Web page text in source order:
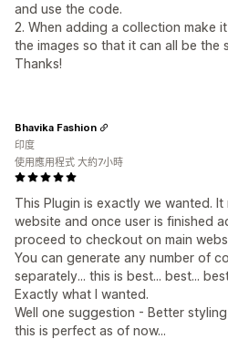
and use the code.
2. When adding a collection make
the images so that it can all be the
Thanks!
This Plugin is exactly we wanted.
website and once user is finished
proceed to checkout on main
You can generate any number of
separately... this is best... best...
Exactly what I wanted.
Well one suggestion - Better
this is perfect as of now...
Bhavika Fashion
印度
使用應用程式 大約7小時